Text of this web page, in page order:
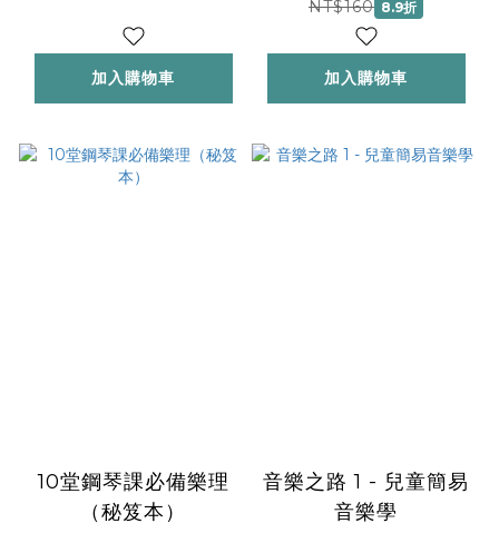
加入購物車
NT$160 8.9折
加入購物車
10堂鋼琴課必備樂理
（秘笈本）
音樂之路 1 - 兒童簡易
音樂學